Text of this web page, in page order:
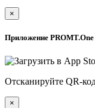
×
Приложение PROMT.One
Отсканируйте QR-
×